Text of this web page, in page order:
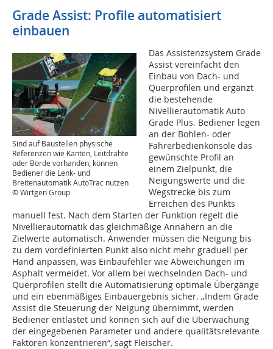
Grade Assist: Profile automatisiert
einbauen
Sind auf Baustellen physische
Referenzen wie Kanten, Leitdrähte
oder Borde vorhanden, können
Bediener die Lenk- und
Breitenautomatik AutoTrac nutzen
© Wirtgen Group
Das Assistenzsystem Grade
Assist vereinfacht den
Einbau von Dach- und
Querprofilen und ergänzt
die bestehende
Nivellierautomatik Auto
Grade Plus. Bediener legen
an der Bohlen- oder
Fahrerbedienkonsole das
gewünschte Profil an
einem Zielpunkt, die
Neigungswerte und die
Wegstrecke bis zum
Erreichen des Punkts
manuell fest. Nach dem Starten der Funktion regelt die
Nivellierautomatik das gleichmäßige Annähern an die
Zielwerte automatisch. Anwender müssen die Neigung bis
zu dem vordefinierten Punkt also nicht mehr graduell per
Hand anpassen, was Einbaufehler wie Abweichungen im
Asphalt vermeidet. Vor allem bei wechselnden Dach- und
Querprofilen stellt die Automatisierung optimale Übergänge
und ein ebenmäßiges Einbauergebnis sicher. „Indem Grade
Assist die Steuerung der Neigung übernimmt, werden
Bediener entlastet und können sich auf die Überwachung
der eingegebenen Parameter und andere qualitätsrelevante
Faktoren konzentrieren“, sagt Fleischer.